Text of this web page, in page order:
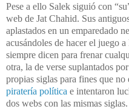
Pese a ello Salek siguió con
web de Jat Chahid. Sus
aplastados en un emparedado
acusándoles de hacer el juego
siempre dicen para frenar
otra, la de verse suplantados
propias siglas para fines que no
piratería política e intentaron
dos webs con las mismas